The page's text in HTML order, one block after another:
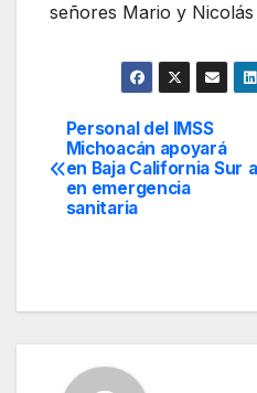
señores Mario y
Navegación
de
Personal del IMSS
Michoacán apoyará
en Baja California Sur
en emergencia
sanitaria